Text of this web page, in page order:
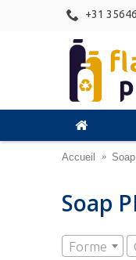
+31
Accueil
Soap
Forme